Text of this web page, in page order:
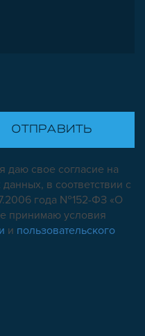
даю свое согласие на
в соответствии с
года №152-ФЗ «О
принимаю условия
и пользовательского